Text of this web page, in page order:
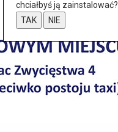
chciałbyś ją zainstalować?
TAK
NIE